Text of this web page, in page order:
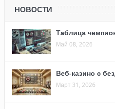
НОВОСТИ
Таблица
Май 08, 2026
Веб-казино с
Март 31, 2026